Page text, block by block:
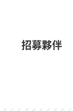
招募夥伴